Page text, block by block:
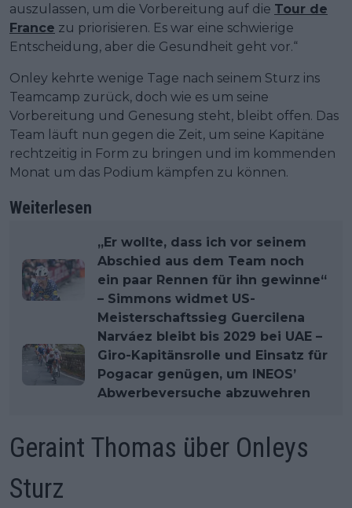
auszulassen, um die Vorbereitung auf die Tour de
France zu priorisieren. Es war eine schwierige
Entscheidung, aber die Gesundheit geht vor.“
Onley kehrte wenige Tage nach seinem Sturz ins
Teamcamp zurück, doch wie es um seine
Vorbereitung und Genesung steht, bleibt offen. Das
Team läuft nun gegen die Zeit, um seine Kapitäne
rechtzeitig in Form zu bringen und im kommenden
Monat um das Podium kämpfen zu können.
Weiterlesen
„Er wollte, dass ich vor seinem
Abschied aus dem Team noch
ein paar Rennen für ihn gewinne“
– Simmons widmet US-
Meisterschaftssieg Guercilena
Narváez bleibt bis 2029 bei UAE –
Giro-Kapitänsrolle und Einsatz für
Pogacar genügen, um INEOS’
Abwerbeversuche abzuwehren
Geraint Thomas über Onleys
Sturz